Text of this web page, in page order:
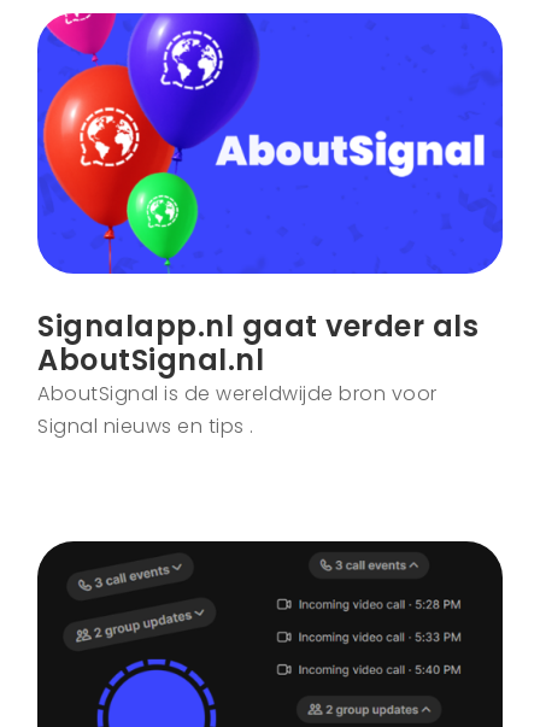
Signalapp.nl gaat verder als
AboutSignal.nl
AboutSignal is de wereldwijde bron voor
Signal nieuws en tips .